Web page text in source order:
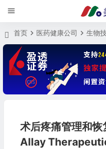
首页 医药健康公司 生物
术后疼痛管理和恢
Allay